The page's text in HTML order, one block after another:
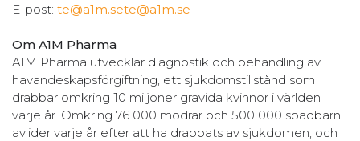
E-post: te@a1m.sete@a1m.se
Om A1M Pharma
A1M Pharma utvecklar diagnostik och behandling av
havandeskapsförgiftning, ett sjukdomstillstånd som
drabbar omkring 10 miljoner gravida kvinnor i världen
varje år. Omkring 76 000 mödrar och 500 000 spädbarn
avlider varje år efter att ha drabbats av sjukdomen, och